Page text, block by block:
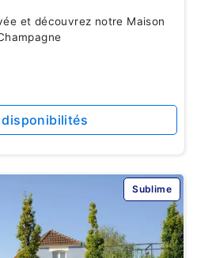
et découvrez notre Maison
disponibilités
Sublime